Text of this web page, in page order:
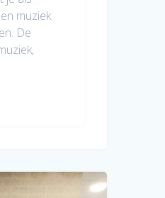
muziek
De